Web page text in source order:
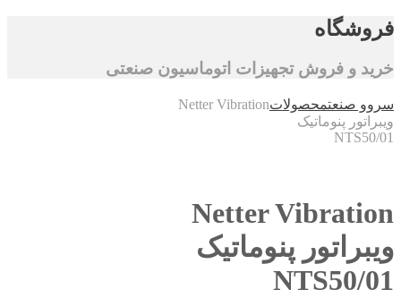
فروشگاه
خرید و فروش تجهیزات اتوماسیون صنعتی
سروو صنعتمحصولاتNetter Vibration
ویبراتور پنوماتیک
NTS50/01
Netter Vibration
ویبراتور پنوماتیک
NTS50/01